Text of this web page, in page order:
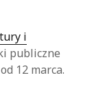
i
publiczne
12 marca.